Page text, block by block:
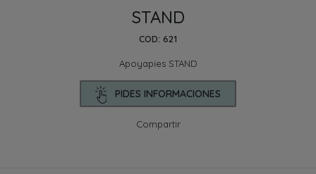
STAND
COD: 621
Apoyapies STAND
PIDES INFORMACIONES
Compartir